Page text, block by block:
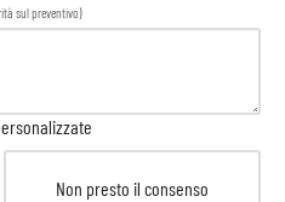
sul preventivo)
Non presto il consenso